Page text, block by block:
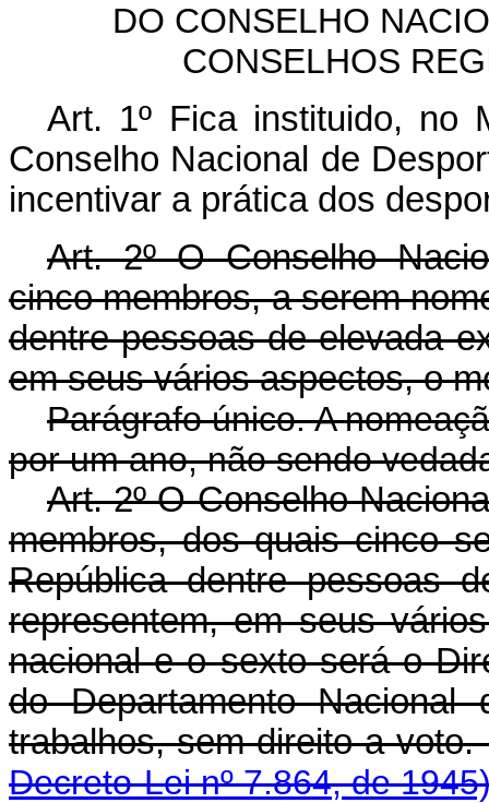
DO CONSELHO
CONSELHOS
Art. 1º Fica instituido, no
Conselho Nacional de
incentivar a prática dos
Art.2º O Conselho
cinco membros, a serem
dentre pessoas de elevada
em seus vários aspectos, o
Parágrafo único. A
por um ano, não sendo
Art. 2º O Conselho
membros, dos quais cinco
República dentre pessoas
representem, em seus
nacional e o sexto será o
do Departamento
trabalhos, sem
Decreto-Lei nº 7.864, de